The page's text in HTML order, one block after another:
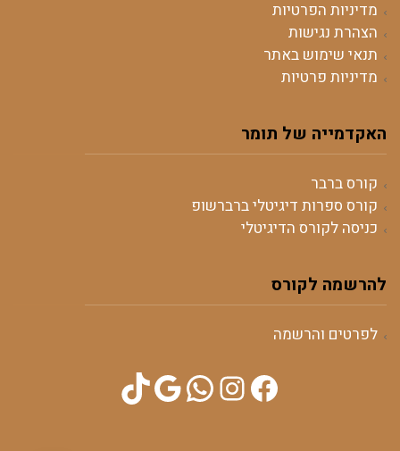
מדיניות הפרטיות
הצהרת נגישות
תנאי שימוש באתר
מדיניות פרטיות
האקדמייה של תומר
קורס ברבר
קורס ספרות דיגיטלי ברברשופ
כניסה לקורס הדיגיטלי
להרשמה לקורס
לפרטים והרשמה
Facebook
Instagram
WhatsApp
Google
TikTok